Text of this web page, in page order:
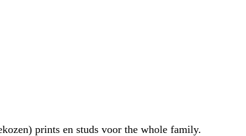
prints en studs voor the whole family.